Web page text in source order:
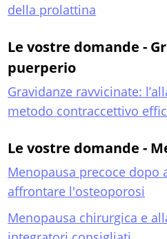
della prolattina
Le vostre domande -
puerperio
Gravidanze ravvicinate:
metodo contraccettivo
Le vostre domande -
Menopausa precoce dopo
affrontare l'osteoporosi
Menopausa chirurgica e